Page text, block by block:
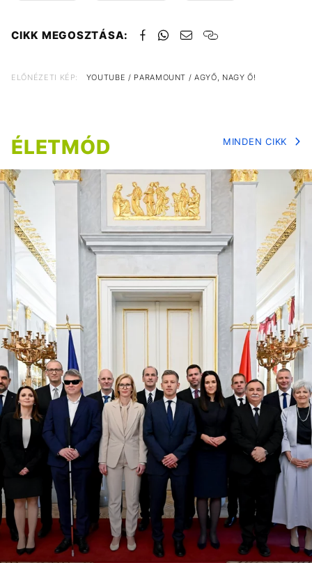
CIKK MEGOSZTÁSA:
ELŐNÉZETI KÉP: YOUTUBE / PARAMOUNT / AGYŐ, NAGY Ő!
ÉLETMÓD MINDEN CIKK